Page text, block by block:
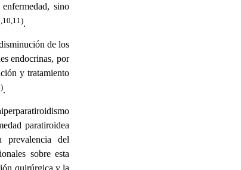
sino
.
de los
endocrinas, por
y tratamiento
.
paratiroidea
prevalencia del
sobre esta
quirúrgica y la